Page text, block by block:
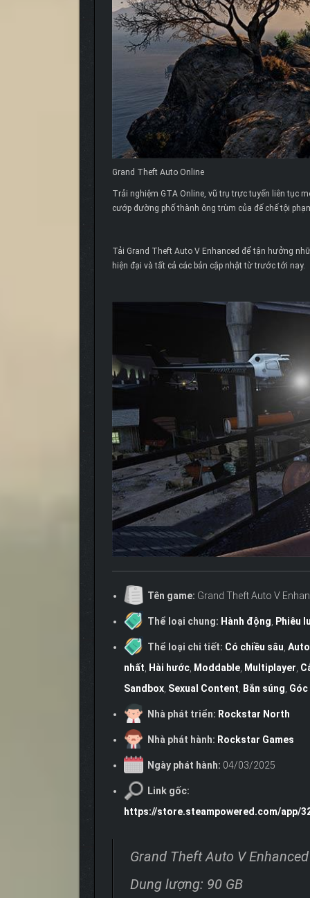
Grand Theft Auto Online
Trải nghiệm GTA Online, vũ trụ trực tuyến liên tục
cướp đường phố thành ông trùm của đế chế tội
Tải Grand Theft Auto V Enhanced để tận hưởng
hiện đại và tất cả các bản cập nhật từ trước tới nay.
Tên game: Grand Theft Auto V
Thể loại chung: Hành động, Phiêu
Thể loại chi tiết: Có chiều sâu,
nhất, Hài hước, Moddable, Multiplayer,
Sandbox, Sexual Content, Bắn súng,
Nhà phát triển: Rockstar North
Nhà phát hành: Rockstar Games
Ngày phát hành: 04/03/2025
Link gốc:
https://store.steampowered.com/app/
Grand Theft Auto V
Dung lượng: 90 GB